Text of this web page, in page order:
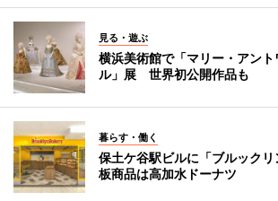
見る・遊ぶ
横浜美術館で「マリー・アント
ル」展 世界初公開作品も
暮らす・働く
保土ケ谷駅ビルに「ブルック
板商品は高加水ドーナツ